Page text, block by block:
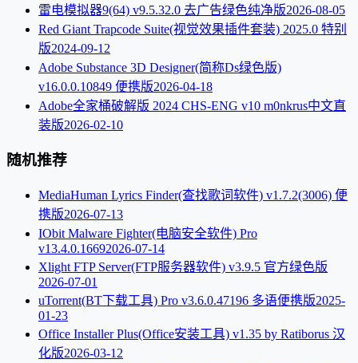
雷电模拟器9(64) v9.5.32.0 去广告绿色纯净版2026-08-05
Red Giant Trapcode Suite(视觉效果插件套装) 2025.0 特别
版2024-09-12
Adobe Substance 3D Designer(简称Ds绿色版)
v16.0.0.10849 便携版2026-04-18
Adobe全家桶破解版 2024 CHS-ENG v10 m0nkrus中文直
装版2026-02-10
随机推荐
MediaHuman Lyrics Finder(查找歌词软件) v1.7.2(3006) 便
携版2026-07-13
IObit Malware Fighter(电脑安全软件) Pro
v13.4.0.16692026-07-14
Xlight FTP Server(FTP服务器软件) v3.9.5 官方绿色版
2026-07-01
uTorrent(BT下载工具) Pro v3.6.0.47196 多语便携版2025-
01-23
Office Installer Plus(Office安装工具) v1.35 by Ratiborus 汉
化版2026-03-12